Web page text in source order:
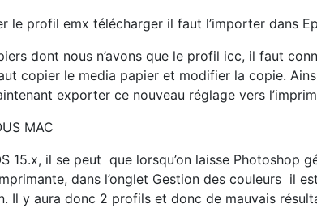
le profil emx télécharger il faut l’importer dans
dont nous n’avons que le profil icc, il faut
copier le media papier et modifier la copie.
exporter ce nouveau réglage vers
MAC
15.x, il se peut que lorsqu’on laisse Photoshop
dans l’onglet Gestion des couleurs il
Il y aura donc 2 profils et donc de mauvais